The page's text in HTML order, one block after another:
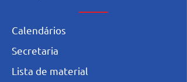
Calendários
Secretaria
L ista de material